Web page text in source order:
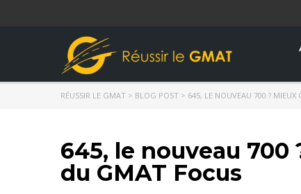
RÉUSSIR LE GMAT > BLOG POST > 645, LE NOUVEAU 700 ? MIEUX
645, le nouveau
du GMAT Focus